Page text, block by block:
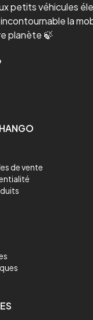
petits véhicules
incontournable la
planète 🍃
de vente